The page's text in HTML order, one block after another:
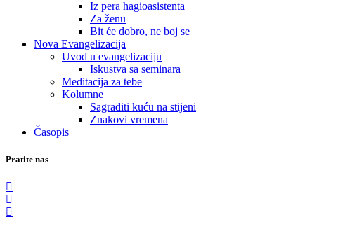
Iz pera hagioasistenta
Za ženu
Bit će dobro, ne boj se
Nova Evangelizacija
Uvod u evangelizaciju
Iskustva sa seminara
Meditacija za tebe
Kolumne
Sagraditi kuću na stijeni
Znakovi vremena
Časopis
Pratite nas